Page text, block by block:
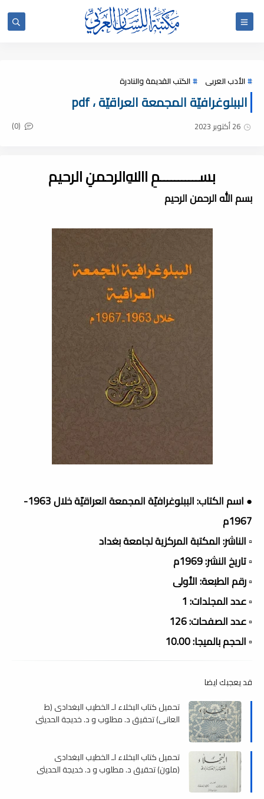
الأدب العربى الكتب القديمة والنادرة
الببلوغرافيّة المجمعة العراقيّة ، pdf
26 أكتوبر 2023 (0)
بســـــــــــمِ اﷲِالرحمنِ الرحيم
بسم الله الرحمن الرحيم
● اسم الكتاب: الببلوغرافيّة المجمعة العراقيّة خلال 1963-
1967م
▫️ الناشر: المكتبة المركزية لجامعة بغداد
▫️ تاريخ النشر: 1969م
▫️ رقم الطبعة: الأولى
▫️ عدد المجلدات: 1
▫️ عدد الصفحات: 126
▫️ الحجم بالميجا: 10.00
قد يعجبك ايضا
تحميل كتاب البخلاء لـ الخطيب البغدادى (ط
العانى) تحقيق د. مطلوب و د. خديجة الحديثى
تحميل كتاب البخلاء لـ الخطيب البغدادى
(ملون) تحقيق د. مطلوب و د. خديجة الحديثى